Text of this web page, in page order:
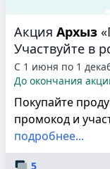
Акция Архыз
Участвуйте в
С 1 июня по 1
До окончания
Покупайте
промокод и
подробнее...
5